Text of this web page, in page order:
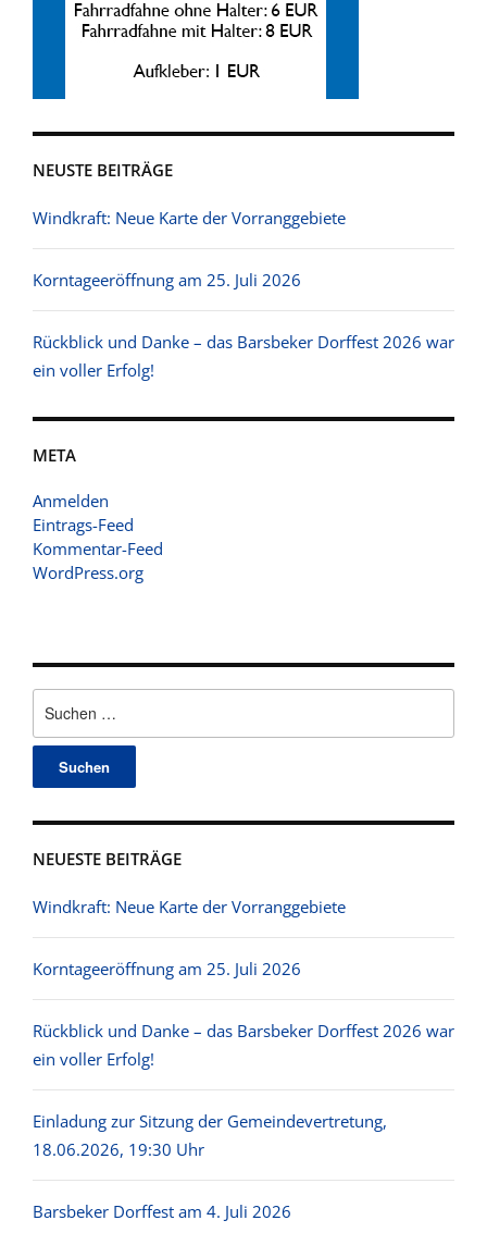
nach:
NEUESTE BEITRÄGE
Windkraft: Neue Karte der Vorranggebiete
Korntageeröffnung am 25. Juli 2026
Rückblick und Danke – das Barsbeker Dorffest 2026 war
ein voller Erfolg!
Einladung zur Sitzung der Gemeindevertretung,
18.06.2026, 19:30 Uhr
Barsbeker Dorffest am 4. Juli 2026
NEUSTE BEITRÄGE
Windkraft: Neue Karte der Vorranggebiete
Korntageeröffnung am 25. Juli 2026
Rückblick und Danke – das Barsbeker Dorffest 2026 war
ein voller Erfolg!
META
Anmelden
Eintrags-Feed
Kommentar-Feed
WordPress.org